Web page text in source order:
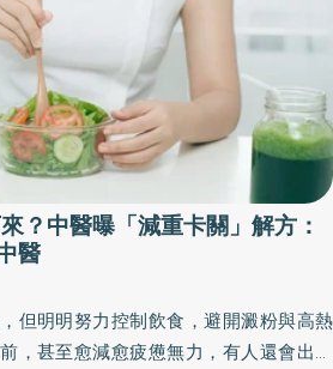
？中醫曝「減重卡關」解方：
醫
但明明努力控制飲食，避開澱粉與高熱
，甚至愈減愈疲憊無力，有人還會出現